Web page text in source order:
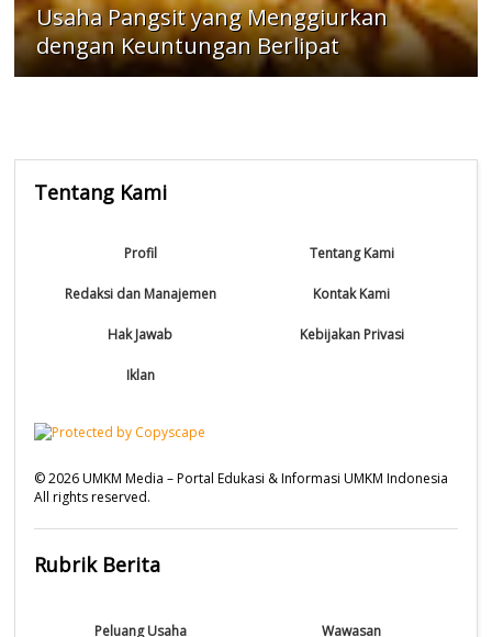
Usaha Pangsit yang Menggiurkan
dengan Keuntungan Berlipat
Tentang Kami
Profil Tentang Kami
Redaksi dan Manajemen Kontak Kami
Hak Jawab Kebijakan Privasi
Iklan
©2026UMKM Media – Portal Edukasi & Informasi UMKM Indonesia
All rights reserved.
Rubrik Berita
Peluang Usaha Wawasan